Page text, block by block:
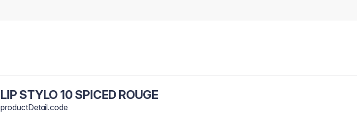
LIP STYLO 10 SPICED ROUGE
productDetail.code